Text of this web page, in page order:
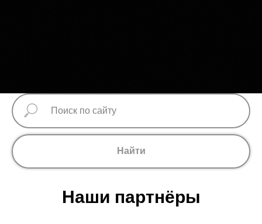
Найти
Наши партнёры